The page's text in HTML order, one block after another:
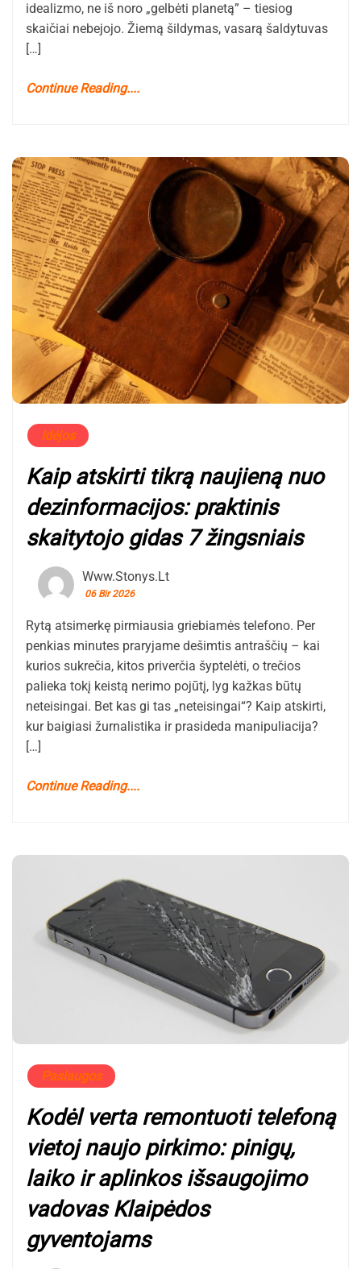
idealizmo, ne iš noro „gelbėti planetą” – tiesiog
skaičiai nebejojo. Žiemą šildymas, vasarą šaldytuvas
[…]
Continue Reading....
Idėjos
Kaip atskirti tikrą naujieną nuo
dezinformacijos: praktinis
skaitytojo gidas 7 žingsniais
Www.stonys.lt
06 Bir 2026
Rytą atsimerkę pirmiausia griebiamės telefono. Per
penkias minutes praryjame dešimtis antraščių – kai
kurios sukrečia, kitos priverčia šyptelėti, o trečios
palieka tokį keistą nerimo pojūtį, lyg kažkas būtų
neteisingai. Bet kas gi tas „neteisingai“? Kaip atskirti,
kur baigiasi žurnalistika ir prasideda manipuliacija?
[…]
Continue Reading....
Paslaugos
Kodėl verta remontuoti telefoną
vietoj naujo pirkimo: pinigų,
laiko ir aplinkos išsaugojimo
vadovas Klaipėdos
gyventojams